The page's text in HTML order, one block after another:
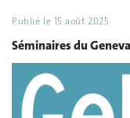
Publié le 15 août 2025
Séminaires du